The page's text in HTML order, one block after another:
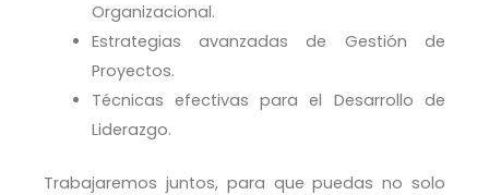
Organizacional.
Estrategias avanzadas de Gestión de
Proyectos.
Técnicas efectivas para el Desarrollo de
Liderazgo.
Trabajaremos juntos, para que puedas no solo